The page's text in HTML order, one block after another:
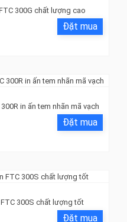
300G chất lượng cao
in ấn tem nhãn mã vạch
300S chất lượng tốt